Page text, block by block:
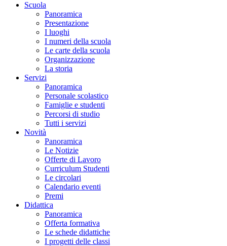
Scuola
Panoramica
Presentazione
I luoghi
I numeri della scuola
Le carte della scuola
Organizzazione
La storia
Servizi
Panoramica
Personale scolastico
Famiglie e studenti
Percorsi di studio
Tutti i servizi
Novità
Panoramica
Le Notizie
Offerte di Lavoro
Curriculum Studenti
Le circolari
Calendario eventi
Premi
Didattica
Panoramica
Offerta formativa
Le schede didattiche
I progetti delle classi